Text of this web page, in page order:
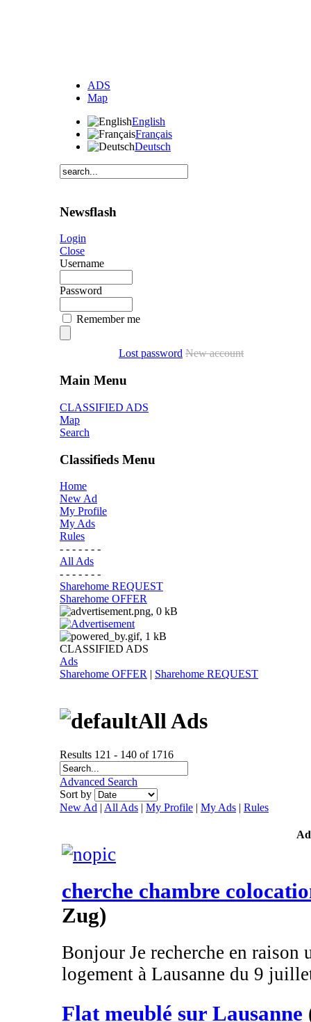
ADS
Map
English
Français
Deutsch
Newsflash
Login
Close
Username
Password
Remember me
Lost password New account
Main Menu
CLASSIFIED ADS
Map
Search
Classifieds Menu
Home
New Ad
My Profile
My Ads
Rules
- - - - - - -
All Ads
- - - - - - -
Sharehome REQUEST
Sharehome OFFER
CLASSIFIED ADS
Ads
Sharehome OFFER | Sharehome REQUEST
All Ads
Results 121 - 140 of 1716
Advanced Search
Sort by
New Ad | All Ads | My Profile | My Ads | Rules
Ad
cherche chambre
Zug)
Bonjour Je recherche en raison
logement à Lausanne du 9
Flat meublé sur Lausanne